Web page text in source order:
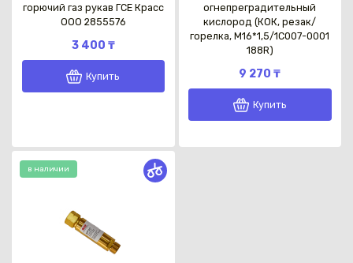
горючий газ рукав ГСЕ Красс
OOO 2855576
3 400 ₸
Купить
огнепреградительный
кислород (КОК, резак/
горелка, М16*1,5/1C007-0001
188R)
9 270 ₸
Купить
в наличии